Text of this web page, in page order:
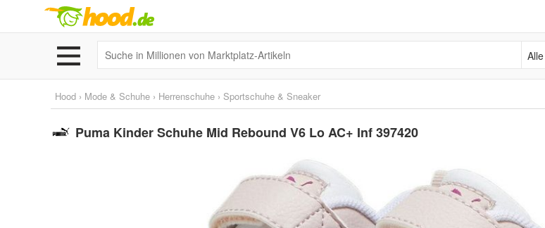
Alle
Hood › Mode & Schuhe › Herrenschuhe › Sportschuhe & Sneaker
Puma Kinder Schuhe Mid Rebound V6 Lo AC+ Inf 397420